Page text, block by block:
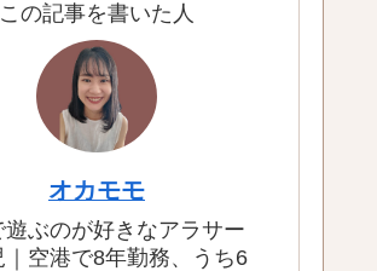
この記事を書いた人
オカモモ
遊ぶのが好きなアラサー
｜空港で8年勤務、うち6